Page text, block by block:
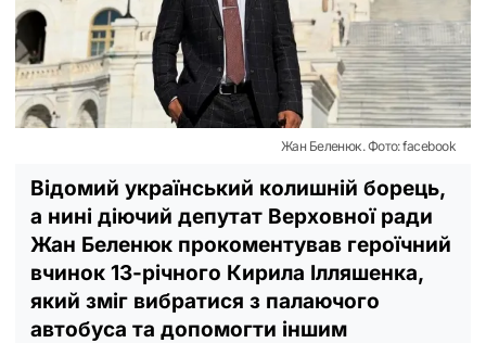
Жан Беленюк. Фото: facebook
Відомий український колишній борець,
а нині діючий депутат Верховної ради
Жан Беленюк прокоментував героїчний
вчинок 13-річного Кирила Ілляшенка,
який зміг вибратися з палаючого
автобуса та допомогти іншим